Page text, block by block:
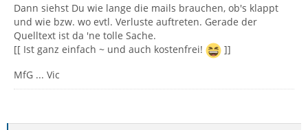
Dann siehst Du wie lange die mails brauchen, ob's klappt
und wie bzw. wo evtl. Verluste auftreten. Gerade der
Quelltext ist da 'ne tolle Sache.
[[ Ist ganz einfach ~ und auch kostenfrei!
]]
MfG ... Vic